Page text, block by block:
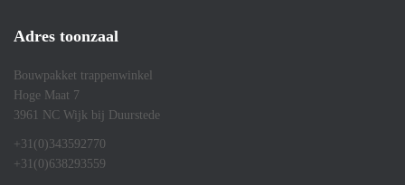
Adres toonzaal
Bouwpakket trappenwinkel
Hoge Maat 7
3961 NC Wijk bij Duurstede
+31(0)343592770
+31(0)638293559